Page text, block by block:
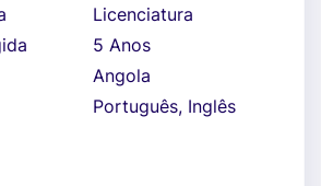
Licenciatura
5 Anos
Angola
Português, Inglês